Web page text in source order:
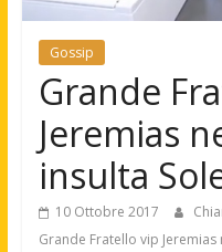
Gossip
Grande
Jeremias
insulta
10 Ottobre 2017
Grande Fratello vip